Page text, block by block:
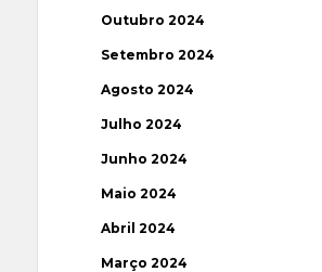
Outubro 2024
Setembro 2024
Agosto 2024
Julho 2024
Junho 2024
Maio 2024
Abril 2024
Março 2024